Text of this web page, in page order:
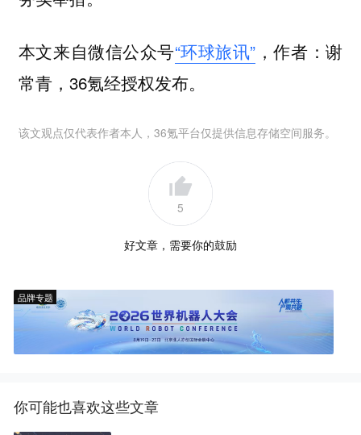
本文来自微信公众号“环球旅讯” ，作者：谢
常青，36氪经授权发布。
该文观点仅代表作者本人，36氪平台仅提供信息存储空间服务。
5
好文章，需要你的鼓励
品牌专题
你可能也喜欢这些文章